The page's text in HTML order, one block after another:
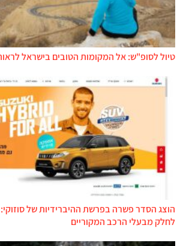
טיול לסופ"ש: אל המקומות הטובים בישראל
לחלק מבעלי הרכב המקוריים